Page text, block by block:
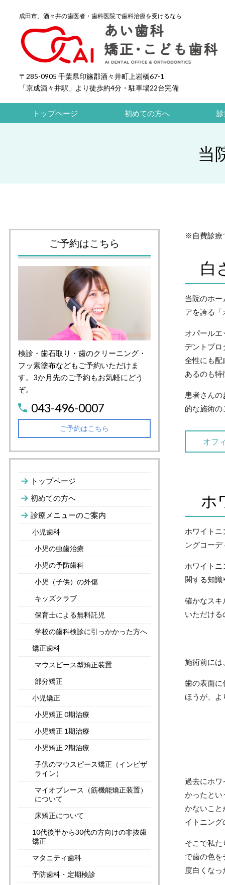
成田市、酒々井の歯医者・歯科医院で歯科治療を受けるなら
〒285-0905 千葉県印旛郡酒々井町上岩橋67-1
「京成酒々井駅」より徒歩約4分・ 駐車場22台完備
トップページ 初めての方へ
当
※自費診療
白
当院のホ
アを誇る
オパール
デントプ
全性にも配
あるのも特
患者さん
的な施術
オフ
ホ
ホワイト
ングコー
ホワイト
関する知識
確かなスキ
いただけ
施術前には
歯の表面に
ほうが、よ
過去にホワ
かったとい
かないこと
イトニン
そこで私
で歯の色
度白くな
ご予約はこちら
検診・歯石取り・歯のクリーニング・
フッ素塗布などもご予約いただけま
す。3か月先のご予約もお気軽にどう
ぞ。
043-496-0007
ご予約はこちら
トップページ
初めての方へ
診療メニューのご案内
小児歯科
小児の虫歯治療
小児の予防歯科
小児（子供）の外傷
キッズクラブ
保育士による無料託児
学校の歯科検診に引っかかった方へ
矯正歯科
マウスピース型矯正装置
部分矯正
小児矯正
小児矯正 0期治療
小児矯正 1期治療
小児矯正 2期治療
子供のマウスピース矯正（インビザ
ライン）
マイオブレース（筋機能矯正装置）
について
床矯正について
10代後半から30代の方向けの非抜歯
矯正
マタニティ歯科
予防歯科・定期検診